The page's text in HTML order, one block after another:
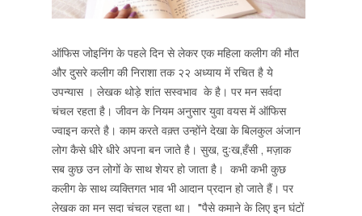
ऑफिस जोइनिंग के पहले दिन से लेकर एक महिला कलीग की मौत
और दुसरे कलीग की निराशा तक २२ अध्याय में रचित है ये
उपन्यास । लेखक थोड़े शांत सस्वभाव के है। पर मन सर्वदा
चंचल रहता है। जीवन के नियम अनुसार युवा वयस में ऑफिस
ज्वाइन करते है। काम करते वक़्त उन्होंने देखा के बिलकुल अंजान
लोग कैसे धीरे धीरे अपना बन जाते है। सुख, दुःख,हँसी , मज़ाक
सब कुछ उन लोगों के साथ शेयर हो जाता है। कभी कभी कुछ
कलीग के साथ व्यक्तिगत भाव भी आदान प्रदान हो जाते हैं। पर
लेखक का मन सदा चंचल रहता था। "पैसे कमाने के लिए इन घंटों